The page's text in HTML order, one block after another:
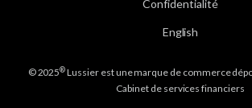
Confidentialité
English
© 2025®Lussier est une marque de commerce
Cabinet de services financiers